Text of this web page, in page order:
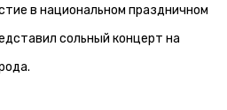
в национальном праздничном
сольный концерт на